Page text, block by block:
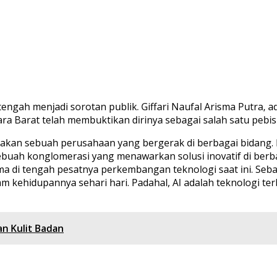
menjadi sorotan publik. Giffari Naufal Arisma Putra,
Barat telah membuktikan dirinya sebagai salah satu
sebuah perusahaan yang bergerak di berbagai bidang.
konglomerasi yang menawarkan solusi inovatif di
di tengah pesatnya perkembangan teknologi saat ini.
sehari hari. Padahal, AI adalah teknologi
Kulit Badan